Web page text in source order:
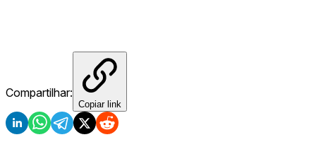
Compartilhar:
Copiar link